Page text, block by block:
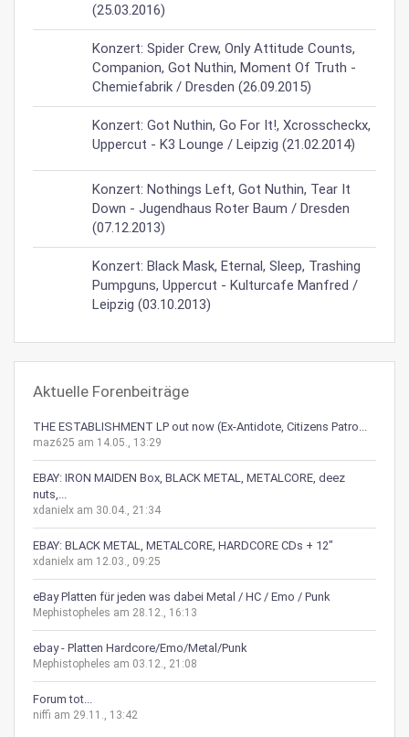
(25.03.2016)
Konzert: Spider Crew, Only Attitude Counts,
Companion, Got Nuthin, Moment Of Truth -
Chemiefabrik / Dresden (26.09.2015)
Konzert: Got Nuthin, Go For It!, Xcrosscheckx,
Uppercut - K3 Lounge / Leipzig (21.02.2014)
Konzert: Nothings Left, Got Nuthin, Tear It
Down - Jugendhaus Roter Baum / Dresden
(07.12.2013)
Konzert: Black Mask, Eternal, Sleep, Trashing
Pumpguns, Uppercut - Kulturcafe Manfred /
Leipzig (03.10.2013)
Aktuelle Forenbeiträge
THE ESTABLISHMENT LP out now (Ex-Antidote, Citizens Patro...
maz625 am 14.05., 13:29
EBAY: IRON MAIDEN Box, BLACK METAL, METALCORE, deez
nuts,...
xdanielx am 30.04., 21:34
EBAY: BLACK METAL, METALCORE, HARDCORE CDs + 12"
xdanielx am 12.03., 09:25
eBay Platten für jeden was dabei Metal / HC / Emo / Punk
Mephistopheles am 28.12., 16:13
ebay - Platten Hardcore/Emo/Metal/Punk
Mephistopheles am 03.12., 21:08
Forum tot...
niffi am 29.11., 13:42